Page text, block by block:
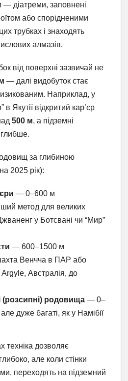
— діатреми, заповнені
або спорідненими
трубках і знаходять
алмазів.
від поверхні зазвичай не
— далі видобуток стає
Наприклад, у
в Якутії відкритий кар’єр
500 м, а підземні
за глибиною
2025 рік):
— 0–600 м
метод для великих
у Ботсвані чи “Мир”
— 600–1500 м
Венчча в ПАР або
Argyle, Австралія, до
(розсипні) родовища — 0–
але дуже багаті, як у Намібії
техніка дозволяє
але коли стінки
переходять на підземний